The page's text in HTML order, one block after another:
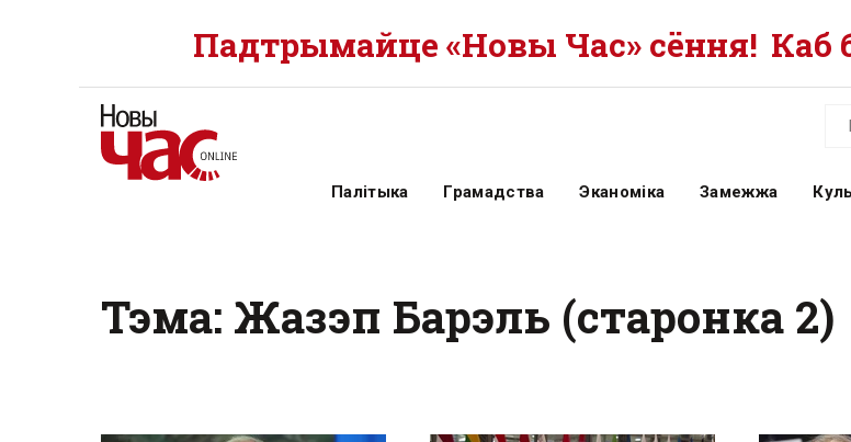
Падтрымайце «Новы Час» сёння! Каб
Палітыка Грамадства Эканоміка Замежжа
Тэма: Жазэп Барэль (старонка 2)